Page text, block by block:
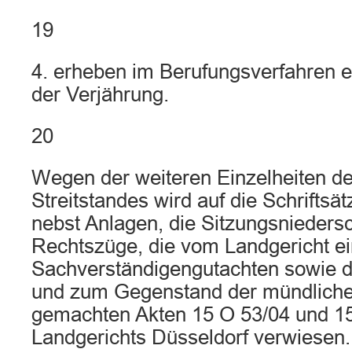
19
4. erheben im Berufungsverfahren
der Verjährung.
20
Wegen der weiteren Einzelheiten
Streitstandes wird auf die
nebst Anlagen, die
Rechtszüge, die vom Landgericht
Sachverständigengutachten sowie
und zum Gegenstand der
gemachten Akten 15 O 53/04 und
Landgerichts Düsseldorf verwiesen.